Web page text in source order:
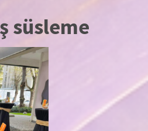
süsleme